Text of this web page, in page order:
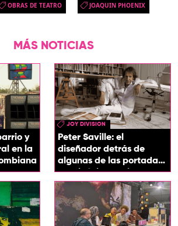
OBRAS DE TEATRO JOAQUIN PHOENIX
MÁS NOTICIAS
y
en la
JOY DIVISION
Peter Saville: el
diseñador detrás de
algunas de las portadas
más icónicas del rock